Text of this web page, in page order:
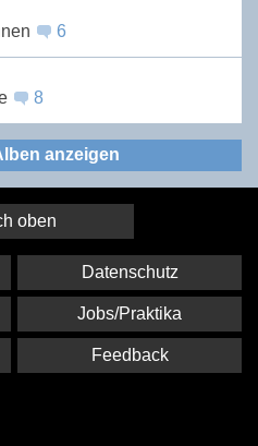
6
8
anzeigen
oben
Datenschutz
Jobs/Praktika
Feedback